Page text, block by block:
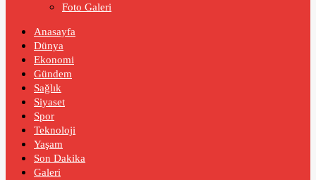
Foto Galeri
Anasayfa
Dünya
Ekonomi
Gündem
Sağlık
Siyaset
Spor
Teknoloji
Yaşam
Son Dakika
Galeri